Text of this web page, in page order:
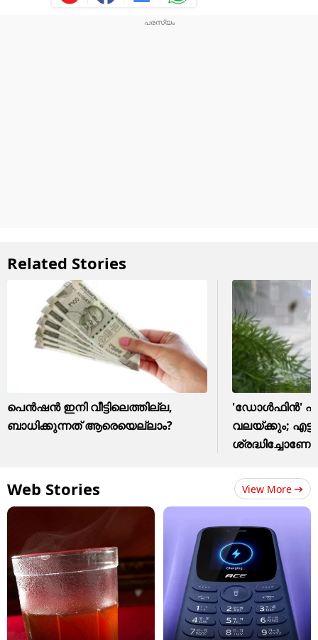
Related Stories
പെൻഷൻ ഇനി വീട്ടിലെത്തില്ല,
ബാധിക്കുന്നത് ആരെയെല്ലാം?
'ഡോൾഫിൻ'
വലയ്ക്കും; എട്ട്
ശ്രദ്ധിച്ചോണേ
Web Stories View More